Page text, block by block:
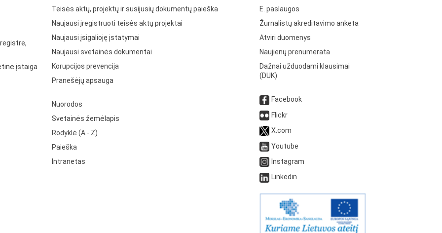
įstaiga
Teisės aktų, projektų ir susijusių dokumentų paieška
Naujausi įregistruoti teisės aktų projektai
Naujausi įsigalioję įstatymai
Naujausi svetainės dokumentai
Korupcijos prevencija
Pranešėjų apsauga
Nuorodos
Svetainės žemėlapis
Rodyklė (A - Z)
Paieška
Intranetas
E. paslaugos
Žurnalistų akreditavimo anketa
Atviri duomenys
Naujienų prenumerata
Dažnai užduodami klausimai
(DUK)
Facebook
Flickr
X.com
Youtube
Instagram
Linkedin